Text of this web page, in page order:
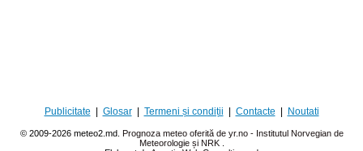
Publicitate Glosar| Termeni și condiții Contacte Noutati
© 2009-2026 meteo2.md. Prognoza meteo oferită de yr.no - Institutul Norvegian de
Meteorologie și NRK